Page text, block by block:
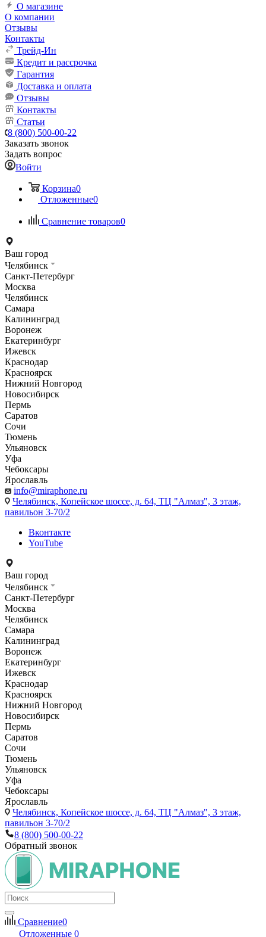
О магазине
О компании
Отзывы
Контакты
Трейд-Ин
Кредит и рассрочка
Гарантия
Доставка и оплата
Отзывы
Контакты
Статьи
8 (800) 500-00-22
Заказать звонок
Задать вопрос
Войти
Корзина0
Отложенные0
Сравнение товаров0
Ваш город
Челябинск
Санкт-Петербург
Москва
Челябинск
Самара
Калининград
Воронеж
Екатеринбург
Ижевск
Краснодар
Красноярск
Нижний Новгород
Новосибирск
Пермь
Саратов
Сочи
Тюмень
Ульяновск
Уфа
Чебоксары
Ярославль
info@miraphone.ru
Челябинск, Копейское шоссе, д. 64, ТЦ "Алмаз", 3 этаж,
павильон 3-70/2
Вконтакте
YouTube
Ваш город
Челябинск
Санкт-Петербург
Москва
Челябинск
Самара
Калининград
Воронеж
Екатеринбург
Ижевск
Краснодар
Красноярск
Нижний Новгород
Новосибирск
Пермь
Саратов
Сочи
Тюмень
Ульяновск
Уфа
Чебоксары
Ярославль
Челябинск, Копейское шоссе, д. 64, ТЦ "Алмаз", 3 этаж,
павильон 3-70/2
8 (800) 500-00-22
Обратный звонок
Сравнение0
Отложенные 0